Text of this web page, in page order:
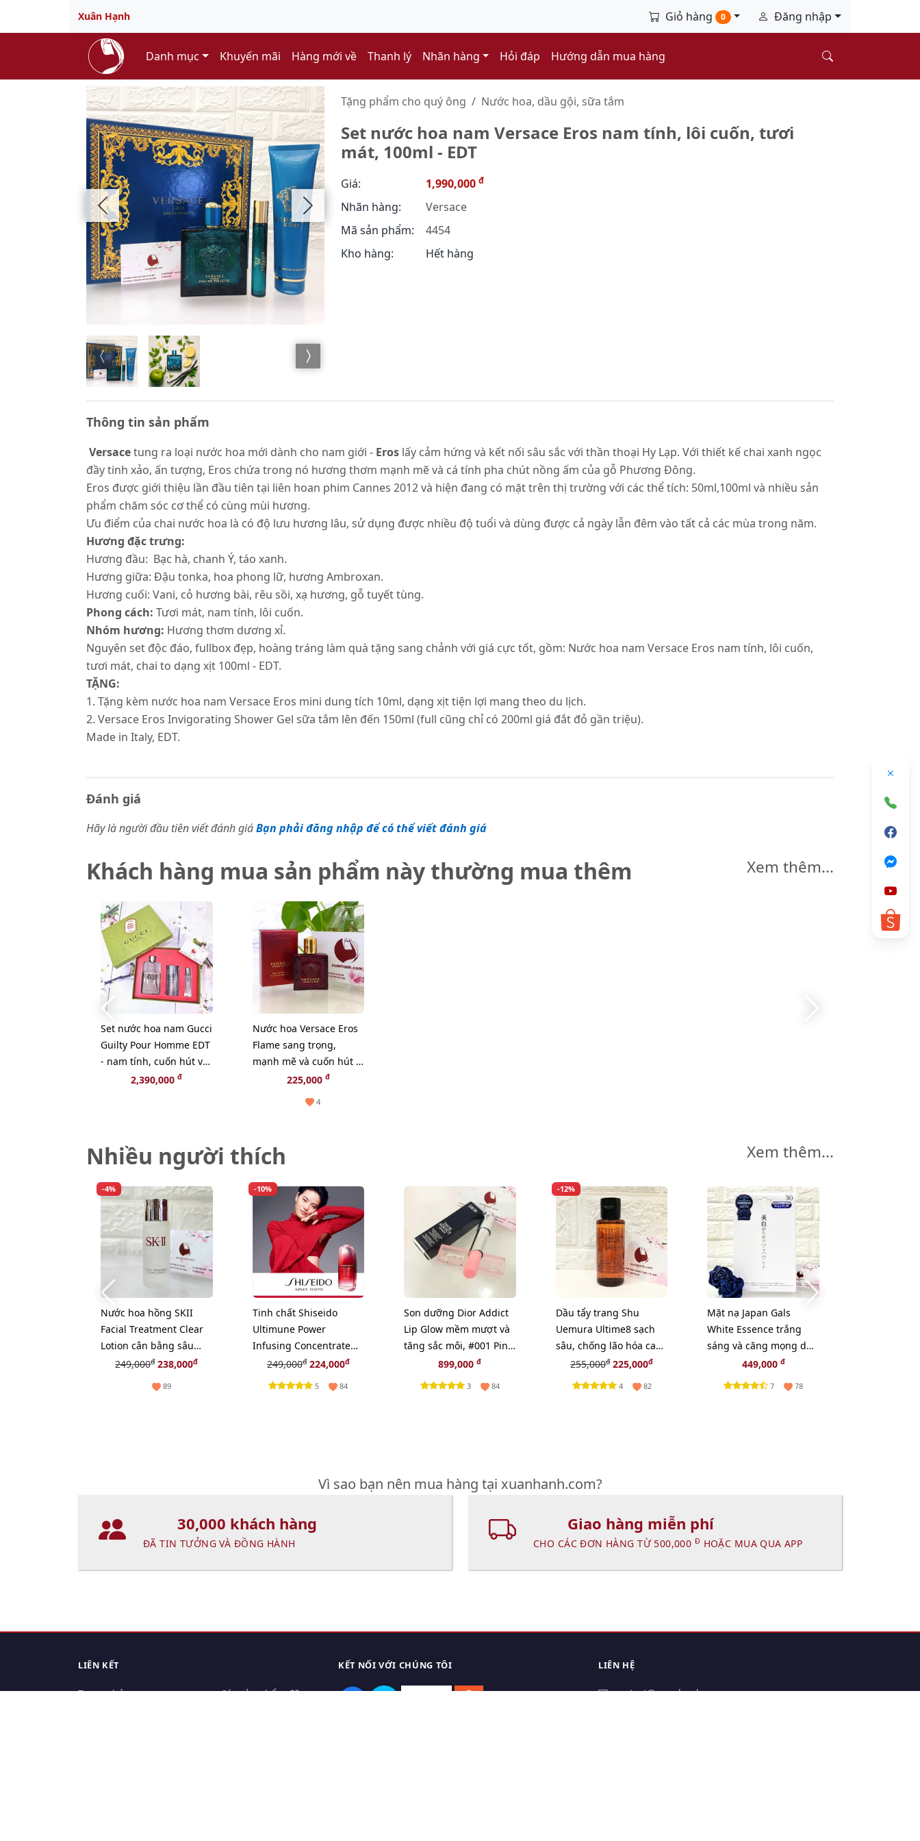
Xuân Hạnh Giỏ hàng 0 Đăng nhập
Danh mục Khuyến mãi Hàng mới về Thanh lý Nhãn hàng Hỏi đáp Hướng dẫn mua hàng
Tặng phẩm cho quý ông Nước hoa, dầu gội, sữa tắm
Set nước hoa nam Versace Eros nam tính, lôi cuốn, tươi
mát, 100ml - EDT
Giá: 1,990,000 đ
Nhãn hàng:
Versace
Mã sản phẩm:
4454
Kho hàng:
Hết hàng
Thông tin sản phẩm
Versacetung ra loại nước hoa mới dành cho nam giới - Eros lấy cảm hứng và kết nối sâu sắc với thần thoại Hy Lạp. Với thiết kế chai xanh ngọc
đầy tinh xảo, ấn tượng, Eros chứa trong nó hương thơm mạnh mẽ và cá tính pha chút nồng ấm của gỗ Phương Đông.
Eros được giới thiệu lần đầu tiên tại liên hoan phim Cannes 2012 và hiện đang có mặt trên thị trường với các thể tích: 50ml,100ml và nhiều sản
phẩm chăm sóc cơ thể có cùng mùi hương.
Ưu điểm của chai nước hoa là có độ lưu hương lâu, sử dụng được nhiều độ tuổi và dùng được cả ngày lẫn đêm vào tất cả các mùa trong năm.
Hương đặc trưng:
Hương đầu: Bạc hà, chanh Ý, táo xanh.
Hương giữa: Đậu tonka, hoa phong lữ, hương Ambroxan.
Hương cuối: Vani, cỏ hương bài, rêu sồi, xạ hương, gỗ tuyết tùng.
Phong cách: Tươi mát, nam tính, lôi cuốn.
Nhóm hương: Hương thơm dương xỉ.
Nguyên set độc đáo, fullbox đẹp, hoàng tráng làm quà tặng sang chảnh với giá cực tốt, gồm: Nước hoa nam Versace Eros nam tính, lôi cuốn,
tươi mát, chai to dạng xịt 100ml - EDT.
TẶNG:
1. Tặng kèm nước hoa nam Versace Eros mini dung tích 10ml, dạng xịt tiện lợi mang theo du lịch.
2. Versace Eros Invigorating Shower Gel sữa tắm lên đến 150ml (full cũng chỉ có 200ml giá đắt đỏ gần triệu).
Made in Italy, EDT.
Đánh giá
Hãy là người đầu tiên viết đánh giáBạn phải đăng nhập để có thể viết đánh giá
Khách hàng mua sản phẩm này thường mua thêm Xem thêm...
Set nước hoa nam Gucci
Guilty Pour Homme EDT
- nam tính, cuốn hút và
đam mê (HOT)
2,390,000đ
Nước hoa Versace Eros
Flame sang trọng,
mạnh mẽ và cuốn hút -
EDP, 5ml225,000 đ
4
Nhiều người thích Xem thêm...
-4%
Nước hoa hồng SKII
Facial Treatment Clear
Lotion cân bằng sâu
cho da, 30ml
249,000đ238,000đ
89
-10%
Tinh chất Shiseido
Ultimune Power
Infusing Concentrate
khôi phục, tái tạo da,
10ml
249,000đ224,000đ
5 84
Son dưỡng Dior Addict
Lip Glow mềm mượt và
tăng sắc môi, #001 Pink
- hồng tự nhiên (New)
899,000đ
3 84
-12%
Dầu tẩy trang Shu
Uemura Ultime8 sạch
sâu, chống lão hóa cao
cấp nhất - 50ml
255,000đ 225,000đ
4 82
Mặt nạ Japan Gals
White Essence trắng
sáng và căng mọng da -
449,000 đ
7 78
Vì sao bạn nên mua hàng tại xuanhanh.com?
30,000 khách hàng
ĐÃ TIN TƯỞNG VÀ ĐỒNG HÀNH
Giao hàng miễn phí
CHO CÁC ĐƠN HÀNG TỪ 500,000 Đ HOẶC MUA QUA APP
LIÊN KẾT
Trang chủ
Các sản phẩm đã
KẾT NỐI VỚI CHÚNG TÔI LIÊN HỆ
contact@xuanhanh.vn